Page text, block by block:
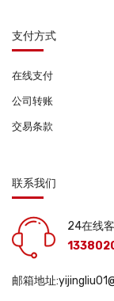
支付方式
在线支付
公司转账
交易条款
联系我们
24在线
邮箱地址